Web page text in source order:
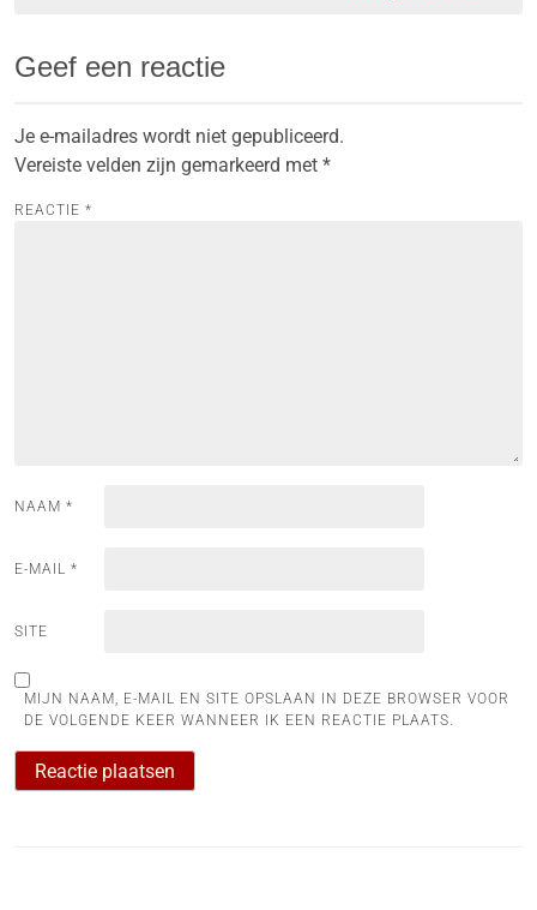
Geef een reactie
Je e-mailadres wordt niet gepubliceerd.
Vereiste velden zijn gemarkeerd met *
REACTIE *
NAAM *
E-MAIL *
SITE
MIJN NAAM, E-MAIL EN SITE OPSLAAN IN DEZE BROWSER VOOR
DE VOLGENDE KEER WANNEER IK EEN REACTIE PLAATS.